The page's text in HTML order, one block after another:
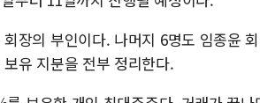
장의 부인이다. 나머지 6명도 임종윤
유 지분을 전부 정리한다.